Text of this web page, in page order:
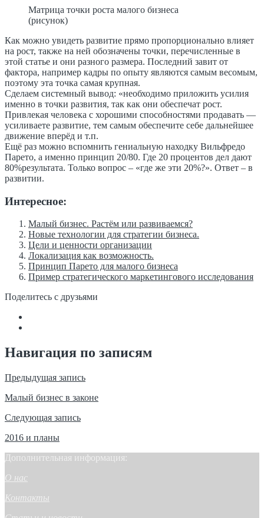
Матрица точки роста малого бизнеса
(рисунок)
Как можно увидеть развитие прямо пропорционально влияет
на рост, также на ней обозначены точки, перечисленные в
этой статье и они разного размера. Последний завит от
фактора, например кадры по опыту являются самым весомым,
поэтому эта точка самая крупная.
Сделаем системный вывод: «необходимо приложить усилия
именно в точки развития, так как они обеспечат рост.
Привлекая человека с хорошими способностями продавать —
усиливаете развитие, тем самым обеспечите себе дальнейшее
движение вперёд и т.п.
Ещё раз можно вспомнить гениальную находку Вильфредо
Парето, а именно принцип 20/80. Где 20 процентов дел дают
80%результата. Только вопрос – «где же эти 20%?». Ответ – в
развитии.
Интересное:
Малый бизнес. Растём или развиваемся?
Новые технологии для стратегии бизнеса.
Цели и ценности организации
Локализация как возможность.
Принцип Парето для малого бизнеса
Пример стратегического маркетингового исследования
Поделитесь с друзьями
Навигация по записям
Предыдущая запись
Малый бизнес в законе
Следующая запись
2016 и планы
Дополнительная информация:
О нас
Контакты